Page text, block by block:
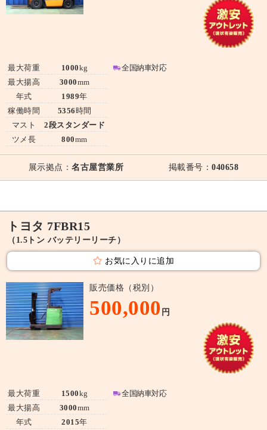
最大荷重
最大揚高
年式
稼働時間
マスト
ツメ長
1000kg
3000mm
1989年
5356時間
2段スタンダード
800mm
全国納車対応
展示拠点：名古屋営業所 掲載番号：040658
トヨタ 7FBR15
（1.5トン バッテリーリーチ）
お気に入りに追加
販売価格（税別）
500,000 円
最大荷重
最大揚高
年式
1500kg
3000mm
2015年
全国納車対応